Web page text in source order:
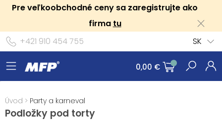
Pre veľkoobchodné ceny sa zaregistrujte ako
firma tu
+421 910 454 755
SK
0,00 €
Úvod > Party a karneval
Podložky pod torty